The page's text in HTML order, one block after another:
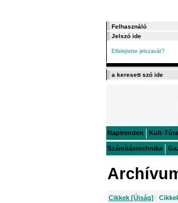
Elfelejtette jelszavát?
Napirenden Kult-Túra
Számítástechnika
Cikkek [Újság] |